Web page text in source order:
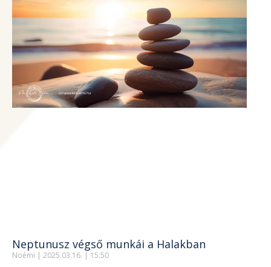
Neptunusz végső munkái a Halakban
Noémi 2025.03.16. 15:50